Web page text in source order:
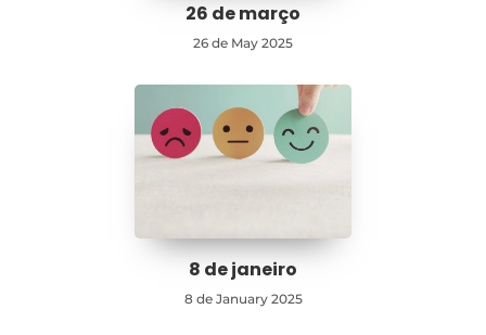
26 de março
26 de May 2025
8 de janeiro
8 de January 2025